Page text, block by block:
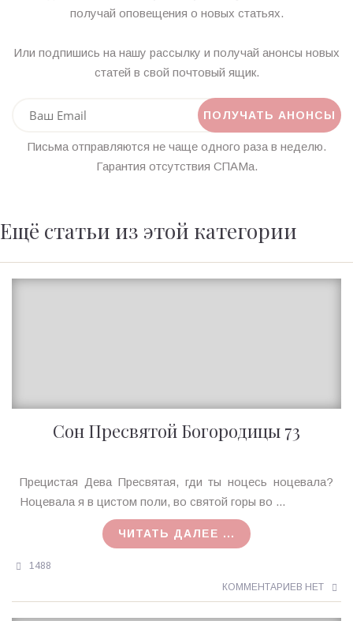
получай оповещения о новых статьях.
Или подпишись на нашу рассылку и получай анонсы новых
статей в свой почтовый ящик.
Письма отправляются не чаще одного раза в неделю.
Гарантия отсутствия СПАМа.
Ещё статьи из этой категории
Сон Пресвятой Богородицы 73
Ирина
MagicTantra
Прецистая Дева Пресвятая, гди ты ноцесь ноцевала?
Ноцевала я в цистом поли, во святой горы во ...
ЧИТАТЬ ДАЛЕЕ ...
1488
КОММЕНТАРИЕВ НЕТ